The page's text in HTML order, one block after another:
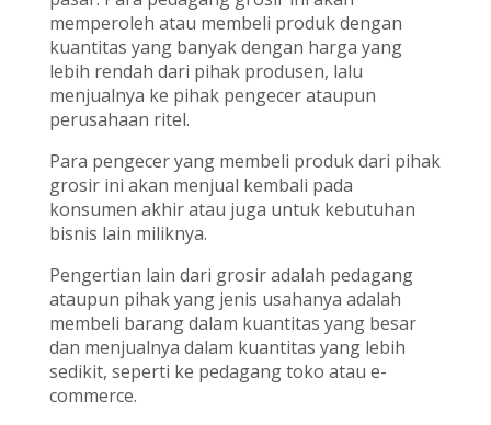
memperoleh atau membeli produk dengan
kuantitas yang banyak dengan harga yang
lebih rendah dari pihak produsen, lalu
menjualnya ke pihak pengecer ataupun
perusahaan ritel.
Para pengecer yang membeli produk dari pihak
grosir ini akan menjual kembali pada
konsumen akhir atau juga untuk kebutuhan
bisnis lain miliknya.
Pengertian lain dari grosir adalah pedagang
ataupun pihak yang jenis usahanya adalah
membeli barang dalam kuantitas yang besar
dan menjualnya dalam kuantitas yang lebih
sedikit, seperti ke pedagang toko atau e-
commerce.